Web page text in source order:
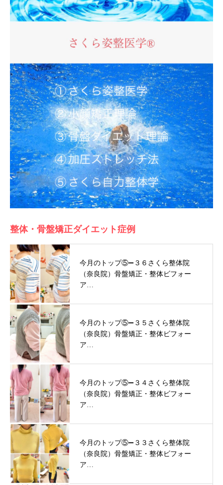
整体・骨盤矯正ダイエット症例
今月のトップ⑤➖３６さくら整体院
（奈良院）骨盤矯正・整体ビフォー
ア…
今月のトップ⑤➖３５さくら整体院
（奈良院）骨盤矯正・整体ビフォー
ア…
今月のトップ⑤➖３４さくら整体院
（奈良院）骨盤矯正・整体ビフォー
ア…
今月のトップ⑤➖３３さくら整体院
（奈良院）骨盤矯正・整体ビフォー
ア…